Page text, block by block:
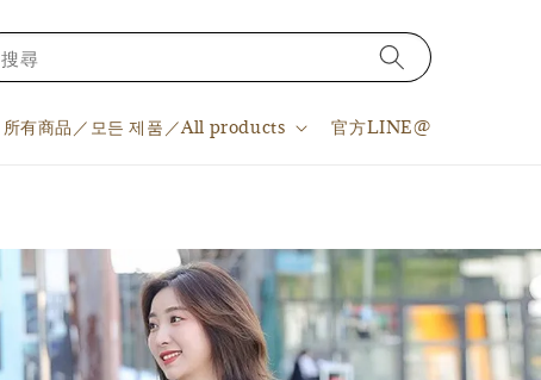
搜尋
所有商品／모든 제품／All products 官方LINE@